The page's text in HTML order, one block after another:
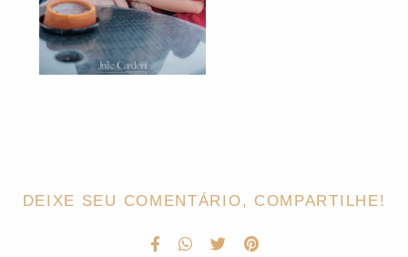
DEIXE SEU COMENTÁRIO, COMPARTILHE!